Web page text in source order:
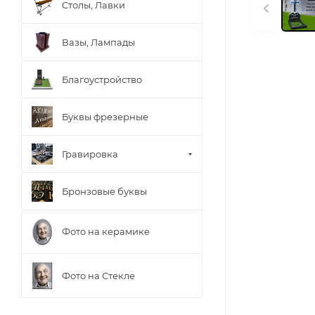
Столы, Лавки
Вазы, Лампады
Благоустройство
Буквы фрезерные
Гравировка
Бронзовые буквы
Фото на керамике
Фото на Стекле